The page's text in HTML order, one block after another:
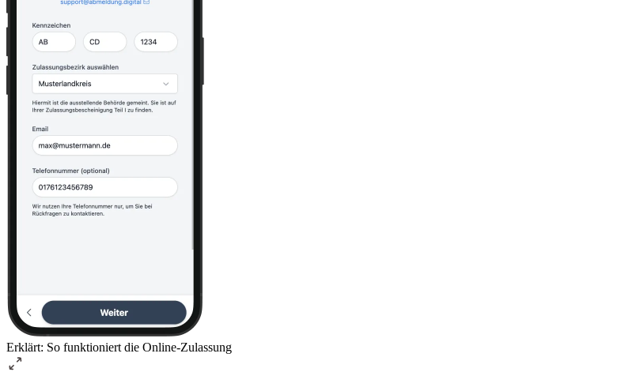
Erklärt: So funktioniert die Online-Zulassung